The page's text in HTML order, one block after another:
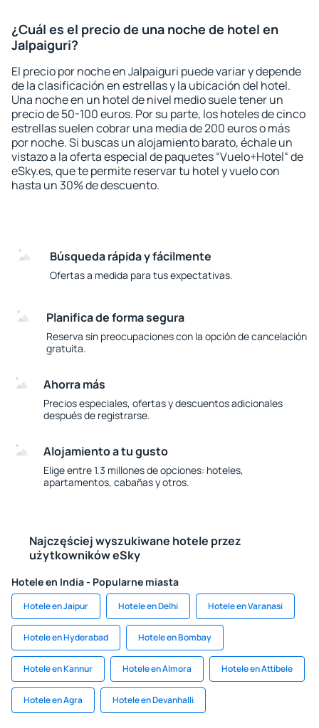
¿Cuál es el precio de una noche de hotel en
Jalpaiguri?
El precio por noche en Jalpaiguri puede variar y depende
de la clasificación en estrellas y la ubicación del hotel.
Una noche en un hotel de nivel medio suele tener un
precio de 50-100 euros. Por su parte, los hoteles de cinco
estrellas suelen cobrar una media de 200 euros o más
por noche. Si buscas un alojamiento barato, échale un
vistazo a la oferta especial de paquetes “Vuelo+Hotel“ de
eSky.es, que te permite reservar tu hotel y vuelo con
hasta un 30% de descuento.
Búsqueda rápida y fácilmente
Ofertas a medida para tus expectativas.
Planifica de forma segura
Reserva sin preocupaciones con la opción de cancelación
gratuita.
Ahorra más
Precios especiales, ofertas y descuentos adicionales
después de registrarse.
Alojamiento a tu gusto
Elige entre 1.3 millones de opciones: hoteles,
apartamentos, cabañas y otros.
Najczęściej wyszukiwane hotele przez
użytkowników eSky
Hotele en India - Popularne miasta
Hotele en Jaipur Hotele en Delhi Hotele en Varanasi
Hotele en Hyderabad Hotele en Bombay
Hotele en Kannur Hotele en Almora Hotele en Attibele
Hotele en Agra Hotele en Devanhalli